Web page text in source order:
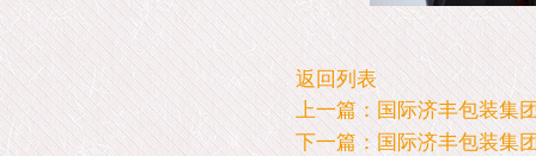
返回列表
上一篇：国际济丰包装集
下一篇：国际济丰包装集